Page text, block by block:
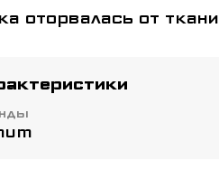
оторвалась от ткани